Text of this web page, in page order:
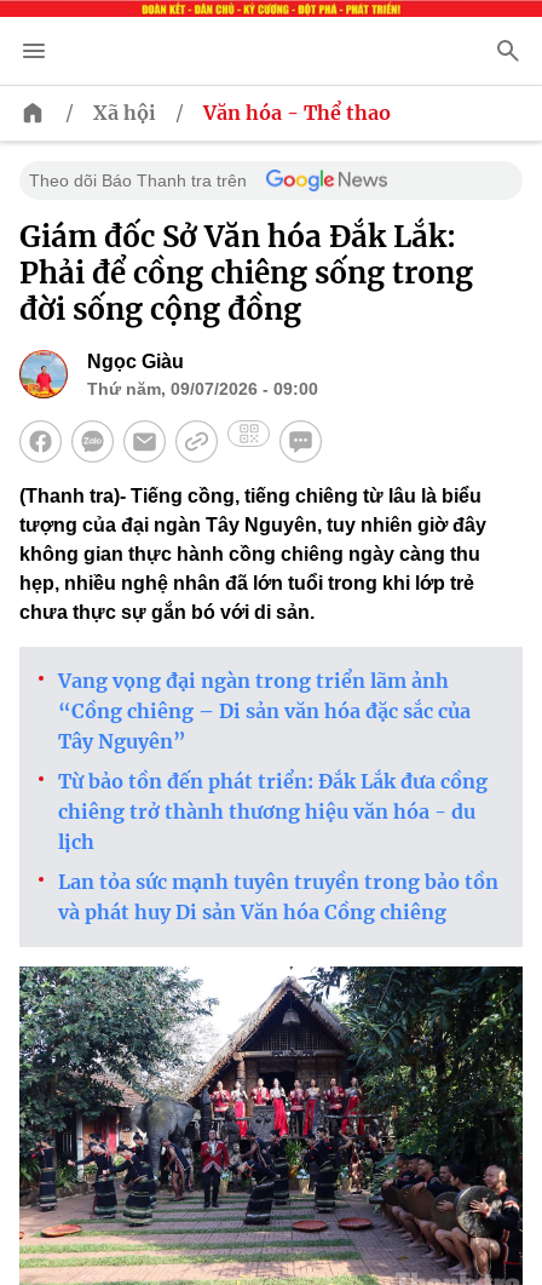
/ Xã hội / Văn hóa - Thể thao
Theo dõi Báo Thanh tra trên
Giám đốc Sở Văn hóa Đắk Lắk:
Phải để cồng chiêng sống trong
đời sống cộng đồng
Ngọc Giàu
Thứ năm, 09/07/2026 - 09:00
(Thanh tra)- Tiếng cồng, tiếng chiêng từ lâu là biểu
tượng của đại ngàn Tây Nguyên, tuy nhiên giờ đây
không gian thực hành cồng chiêng ngày càng thu
hẹp, nhiều nghệ nhân đã lớn tuổi trong khi lớp trẻ
chưa thực sự gắn bó với di sản.
Vang vọng đại ngàn trong triển lãm ảnh
“Cồng chiêng – Di sản văn hóa đặc sắc của
Tây Nguyên”
Từ bảo tồn đến phát triển: Đắk Lắk đưa cồng
chiêng trở thành thương hiệu văn hóa - du
lịch
Lan tỏa sức mạnh tuyên truyền trong bảo tồn
và phát huy Di sản Văn hóa Cồng chiêng